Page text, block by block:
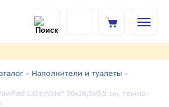
- Наполнители и туалеты -
Litterside" 36x26,5x0,5 см, темно-